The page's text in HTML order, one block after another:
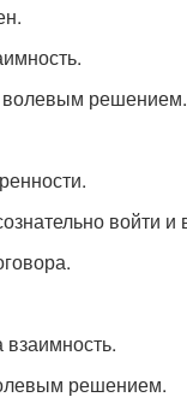
решением.
войти
взаимность.
решением.